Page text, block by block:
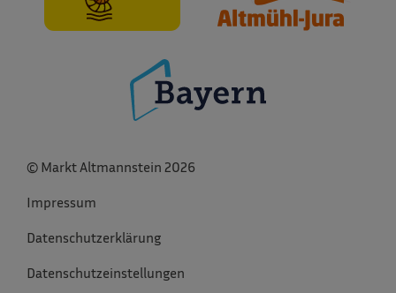
© Markt Altmannstein 2026
Impressum
Datenschutzerklärung
Datenschutzeinstellungen